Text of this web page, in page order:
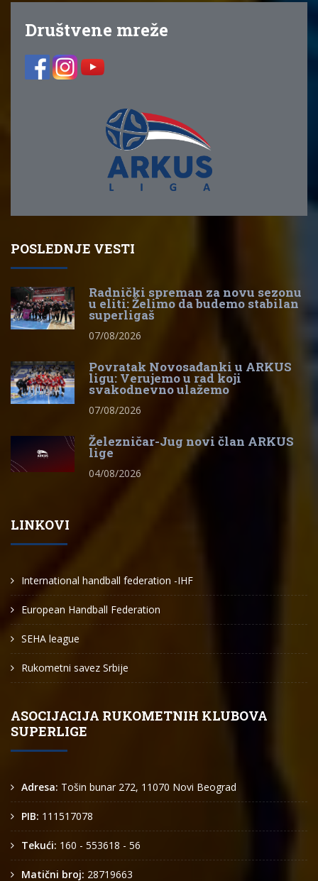
Društvene mreže
POSLEDNJE VESTI
Radnički spreman za novu sezonu
u eliti: Želimo da budemo stabilan
superligaš
07/08/2026
Povratak Novosađanki u ARKUS
ligu: Verujemo u rad koji
svakodnevno ulažemo
07/08/2026
Železničar-Jug novi član ARKUS
lige
04/08/2026
LINKOVI
International handball federation -IHF
European Handball Federation
SEHA league
Rukometni savez Srbije
ASOCIJACIJA RUKOMETNIH KLUBOVA
SUPERLIGE
Adresa: Tošin bunar 272, 11070 Novi Beograd
PIB: 111517078
Tekući: 160 - 553618 - 56
Matični broj: 28719663